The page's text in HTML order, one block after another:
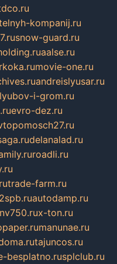
kompanij.ru
snow-guard.ru
aalse.ru
movie-one.ru
andreislyusar.ru
i-grom.ru
evro-dez.ru
delanalad.ru
roadli.ru
trade-farm.ru
autodamp.ru
nv750.rux-ton.ru
manunae.ru
tajuncos.ru
besplatno.rusplclub.ru